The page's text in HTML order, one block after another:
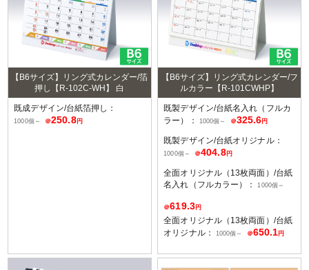
【B6サイズ】リング式カレンダー/箔
押し【R-102C-WH】 白
既成デザイン/台紙箔押し：
1000個～ ＠250.8円
【B6サイズ】リング式カレンダー/フ
ルカラー【R-101CWHP】
既製デザイン/台紙名入れ（フルカ
ラー）：
1000個～ ＠325.6 円
既製デザイン/台紙オリジナル：
1000個～ ＠404.8円
全面オリジナル（13枚両面）/台紙
名入れ（フルカラー）：
1000個～
＠619.3円
全面オリジナル（13枚両面）/台紙
オリジナル：
1000個～ ＠650.1 円